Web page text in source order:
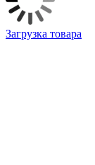
Загрузка товара